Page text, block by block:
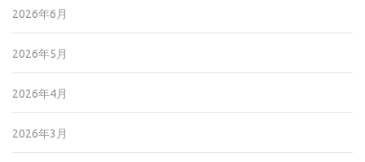
2026年6月
2026年5月
2026年4月
2026年3月